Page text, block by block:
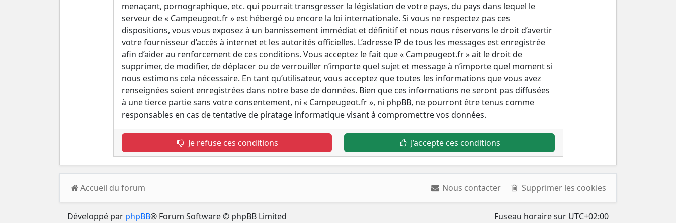
menaçant, pornographique, etc. qui pourrait transgresser la législation de votre pays, du pays dans lequel le
serveur de « Campeugeot.fr » est hébergé ou encore la loi internationale. Si vous ne respectez pas ces
dispositions, vous vous exposez à un bannissement immédiat et définitif et nous nous réservons le droit d’avertir
votre fournisseur d’accès à internet et les autorités officielles. L’adresse IP de tous les messages est enregistrée
afin d’aider au renforcement de ces conditions. Vous acceptez le fait que « Campeugeot.fr » ait le droit de
supprimer, de modifier, de déplacer ou de verrouiller n’importe quel sujet et message à n’importe quel moment si
nous estimons cela nécessaire. En tant qu’utilisateur, vous acceptez que toutes les informations que vous avez
renseignées soient enregistrées dans notre base de données. Bien que ces informations ne seront pas diffusées
à une tierce partie sans votre consentement, ni « Campeugeot.fr », ni phpBB, ne pourront être tenus comme
responsables en cas de tentative de piratage informatique visant à compromettre vos données.
Je refuse ces conditions J’accepte ces conditions
Accueil du forum Nous contacter Supprimer les cookies
Développé par phpBB® Forum Software © phpBB Limited Fuseau horaire sur UTC+02:00